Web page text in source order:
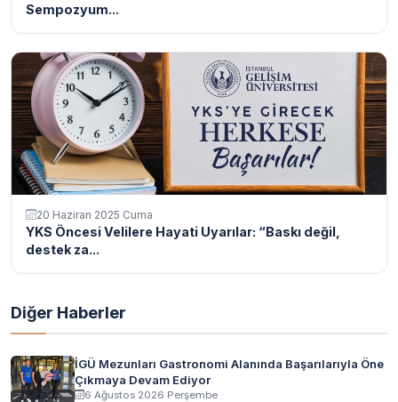
Sempozyum...
20 Haziran 2025 Cuma
YKS Öncesi Velilere Hayati Uyarılar: “Baskı değil,
destek za...
Diğer Haberler
İGÜ Mezunları Gastronomi Alanında Başarılarıyla Öne
Çıkmaya Devam Ediyor
6 Ağustos 2026 Perşembe